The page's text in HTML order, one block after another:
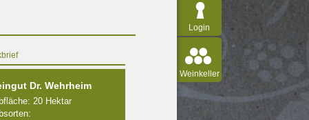
Login
Weinkeller
Dr. Wehrheim
20 Hektar